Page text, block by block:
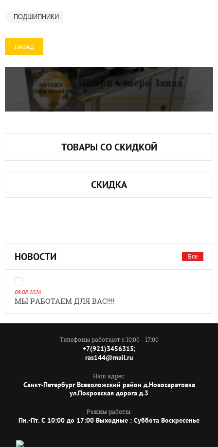
ПОДШИПНИКИ
НАЗАД
ТОВАРЫ СО СКИДКОЙ
СКИДКА
НОВОСТИ Все
09.08.2026
МЫ РАБОТАЕМ ДЛЯ ВАС!!!!
Телефоны работают с 10:00 - 17:00
+7(921)3456315;
ras144@mail.ru
Наш адрес:
Санкт-Петербург Всеволожский район д.Новосаратовка
ул.Покровская дорога д.3
Режим работы:
Пн.-Пт. C 10:00 до 17:00 Выходные : Суббота Воскресенье